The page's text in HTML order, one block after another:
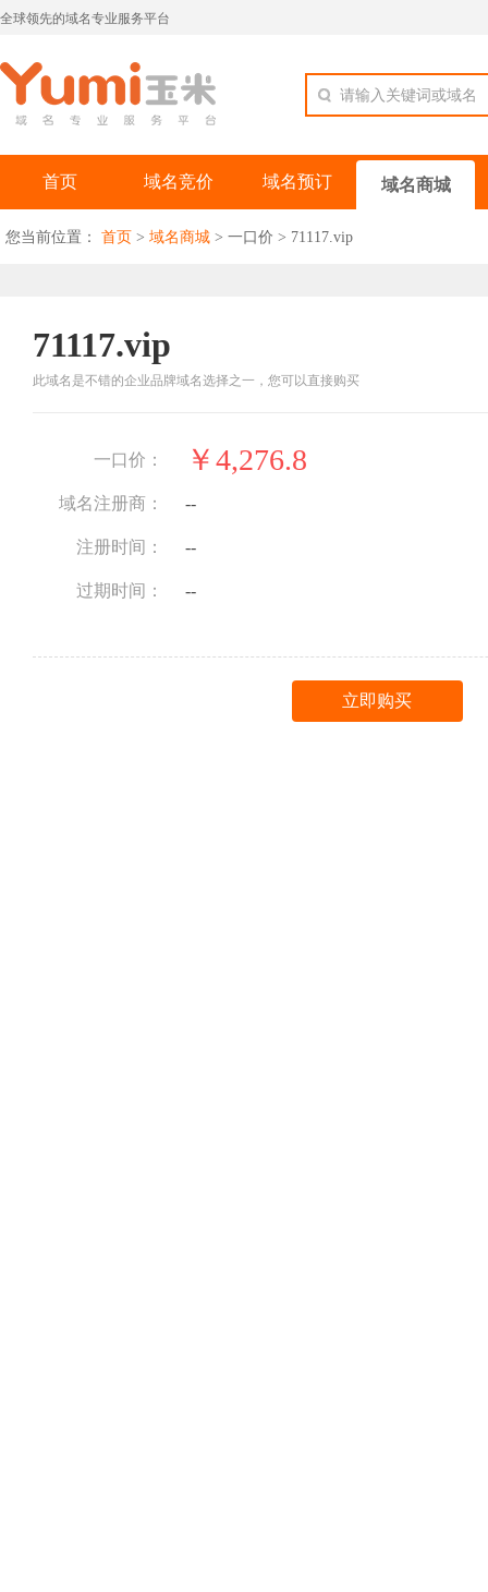
全球领先的域名专业服务平台
请输入关键词或域名
首页 域名竞价 域名预订 域名商城
您当前位置： 首页 > 域名商城 > 一口价 > 71117.vip
71117.vip
此域名是不错的企业品牌域名选择之一，您可以直接购买
一口价： ￥4,276.8
域名注册商： --
注册时间： --
过期时间： --